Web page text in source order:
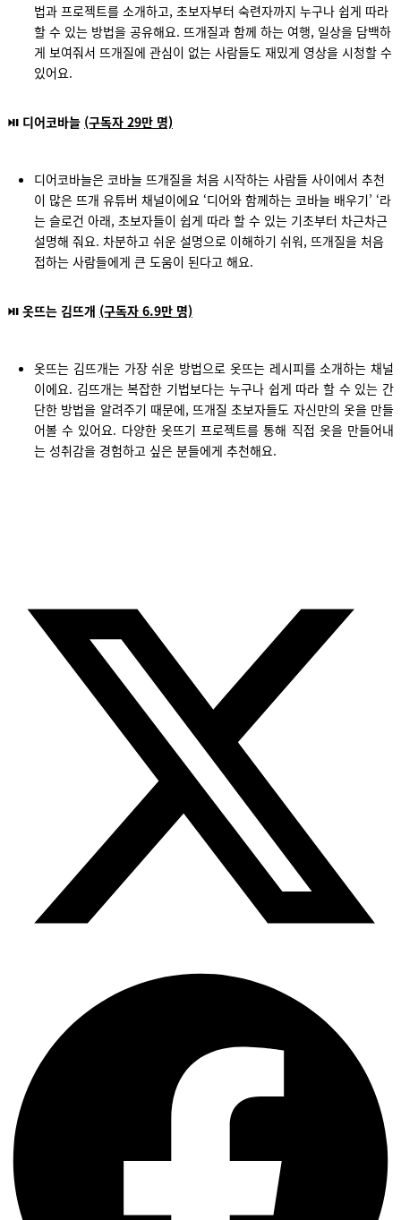
법과 프로젝트를 소개하고, 초보자부터 숙련자까지 누구나 쉽게 따라
할 수 있는 방법을 공유해요. 뜨개질과 함께 하는 여행, 일상을 담백하
게 보여줘서 뜨개질에 관심이 없는 사람들도 재밌게 영상을 시청할 수
있어요.
⏯ 디어코바늘 (구독자 29만 명)
디어코바늘은 코바늘 뜨개질을 처음 시작하는 사람들 사이에서 추천
이 많은 뜨개 유튜버 채널이에요 ‘디어와 함께하는 코바늘 배우기’ ‘라
는 슬로건 아래, 초보자들이 쉽게 따라 할 수 있는 기초부터 차근차근
설명해 줘요. 차분하고 쉬운 설명으로 이해하기 쉬워, 뜨개질을 처음
접하는 사람들에게 큰 도움이 된다고 해요.
⏯ 옷뜨는 김뜨개 (구독자 6.9만 명)
옷뜨는 김뜨개는 가장 쉬운 방법으로 옷뜨는 레시피를 소개하는 채널
이에요. 김뜨개는 복잡한 기법보다는 누구나 쉽게 따라 할 수 있는 간
단한 방법을 알려주기 때문에, 뜨개질 초보자들도 자신만의 옷을 만들
어볼 수 있어요. 다양한 옷뜨기 프로젝트를 통해 직접 옷을 만들어내
는 성취감을 경험하고 싶은 분들에게 추천해요.